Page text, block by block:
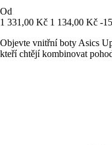
Od
1 331,00 Kč 1 134,00 Kč -
Objevte vnitřní boty Asics
kteří chtějí kombinovat